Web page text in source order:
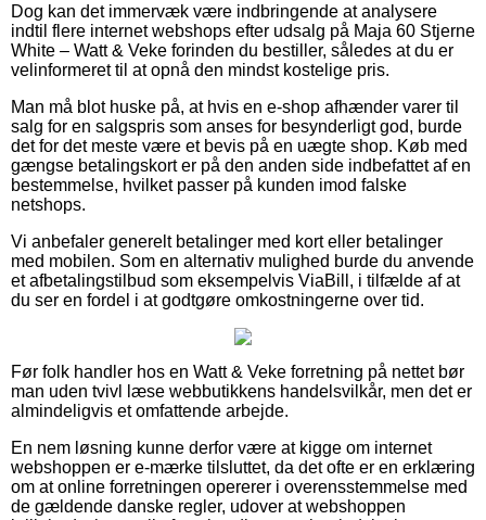
Dog kan det immervæk være indbringende at analysere
indtil flere internet webshops efter udsalg på Maja 60 Stjerne
White – Watt & Veke forinden du bestiller, således at du er
velinformeret til at opnå den mindst kostelige pris.
Man må blot huske på, at hvis en e-shop afhænder varer til
salg for en salgspris som anses for besynderligt god, burde
det for det meste være et bevis på en uægte shop. Køb med
gængse betalingskort er på den anden side indbefattet af en
bestemmelse, hvilket passer på kunden imod falske
netshops.
Vi anbefaler generelt betalinger med kort eller betalinger
med mobilen. Som en alternativ mulighed burde du anvende
et afbetalingstilbud som eksempelvis ViaBill, i tilfælde af at
du ser en fordel i at godtgøre omkostningerne over tid.
Før folk handler hos en Watt & Veke forretning på nettet bør
man uden tvivl læse webbutikkens handelsvilkår, men det er
almindeligvis et omfattende arbejde.
En nem løsning kunne derfor være at kigge om internet
webshoppen er e-mærke tilsluttet, da det ofte er en erklæring
om at online forretningen opererer i overensstemmelse med
de gældende danske regler, udover at webshoppen